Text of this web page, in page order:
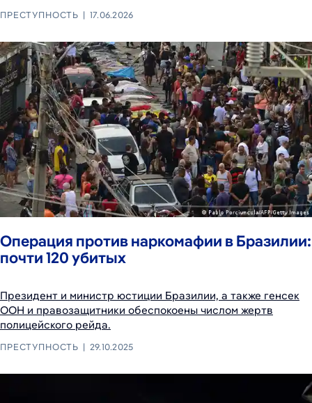
ПРЕСТУПНОСТЬ 17.06.2026
Операция против наркомафии в Бразилии:
почти 120 убитых
Президент и министр юстиции Бразилии, а также генсек
ООН и правозащитники обеспокоены числом жертв
полицейского рейда.
ПРЕСТУПНОСТЬ 29.10.2025